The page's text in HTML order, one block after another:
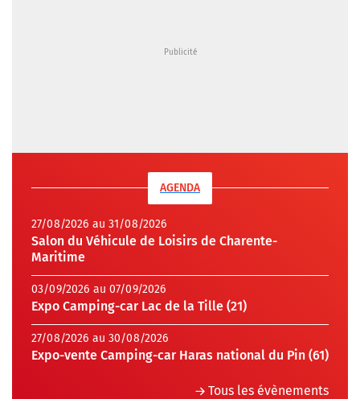
AGENDA
27/08/2026 au 31/08/2026
Salon du Véhicule de Loisirs de Charente-
Maritime
03/09/2026 au 07/09/2026
Expo Camping-car Lac de la Tille (21)
27/08/2026 au 30/08/2026
Expo-vente Camping-car Haras national du Pin (61)
Tous les évènements